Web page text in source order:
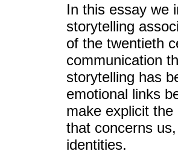
In this essay we
storytelling
of the twentieth
communication
storytelling has
emotional links
make explicit
that concerns
identities.